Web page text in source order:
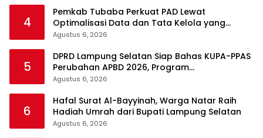
4
Pemkab Tubaba Perkuat PAD Lewat
Optimalisasi Data dan Tata Kelola yang
Akuntabel
Agustus 6, 2026
5
DPRD Lampung Selatan Siap Bahas KUPA-PPAS
Perubahan APBD 2026, Program
Pembangunan Jadi Prioritas
Agustus 6, 2026
6
Hafal Surat Al-Bayyinah, Warga Natar Raih
Hadiah Umrah dari Bupati Lampung Selatan
Agustus 6, 2026